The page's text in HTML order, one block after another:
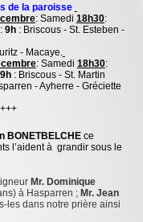
bizia
de la paroisse
: Samedi 18h30:
9h: Briscous - St. Esteben -
- Macaye.
: Samedi 18h30:
9h: Briscous - St. Martin
- Ayherre - Gréciette
BONETBELCHE ce
l’aident à grandir sous le
Mr. Dominique
à Hasparren ;Mr. Jean
les dans notre prière ainsi